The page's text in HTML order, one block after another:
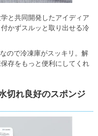
と共同開発したアイディア
かずスルッと取り出せる冷
ので冷凍庫がスッキリ。解
存をもっと便利にしてくれ
切れ良好のスポンジ